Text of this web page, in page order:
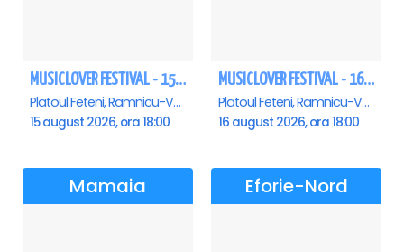
MUSICLOVER FESTIVAL - 15 AUGUST - CONNECT-R, DELIA, RON HEWITT, NICKI M, AURIKA
Platoul Feteni, Ramnicu-Valcea
15 august 2026, ora 18:00
MUSICLOVER FESTIVAL - 16 AUGUST - LEO DE LA ROSIORI SI MARCEL STEFANET & ETHNO REPUBLIC, TUDOR DEEJAY, VARER
Platoul Feteni, Ramnicu-Valcea
16 august 2026, ora 18:00
Mamaia Eforie-Nord